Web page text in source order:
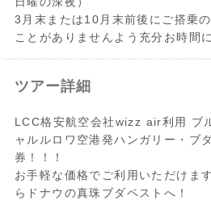
3月末または10月末前後にご搭乗
ことがありませんよう充分お時間
《搭乗手続き
について》
1.空港カウンター
Wizz Airではカウ
手続きをご希望の
す。（お一人様
ツアー詳細
LCC格安航空会社wizz air利用 ブ
ャルルロワ空港発ハンガリー・ブ
券！！！
お手軽な価格でご利用いただけま
らドナウの真珠ブダペストへ！